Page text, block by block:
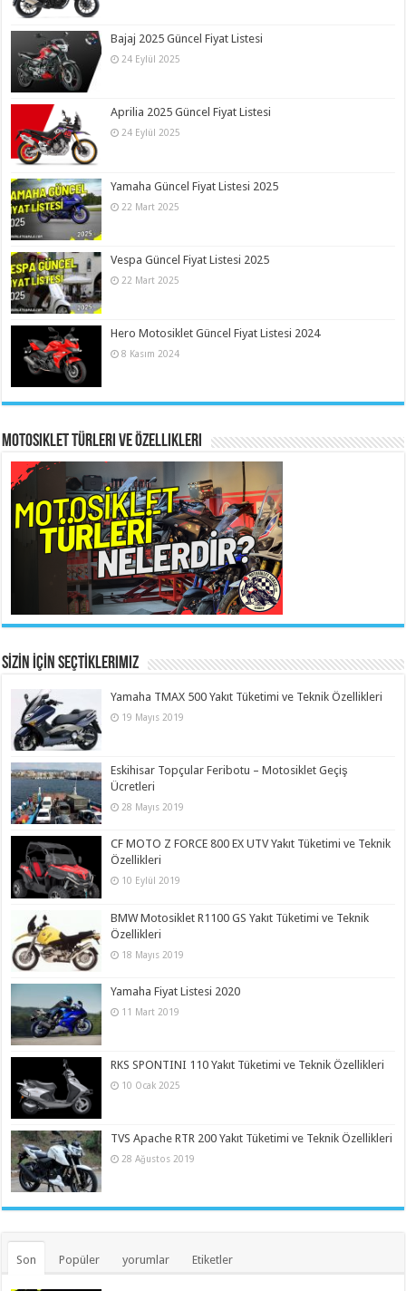
Bajaj 2025 Güncel Fiyat Listesi
24 Eylül 2025
Aprilia 2025 Güncel Fiyat Listesi
24 Eylül 2025
Yamaha Güncel Fiyat Listesi 2025
22 Mart 2025
Vespa Güncel Fiyat Listesi 2025
22 Mart 2025
Hero Motosiklet Güncel Fiyat Listesi 2024
8 Kasım 2024
Motosiklet Türleri ve Özellikleri
SİZİN İçİn Seçtİklerimiz
Yamaha TMAX 500 Yakıt Tüketimi ve Teknik Özellikleri
19 Mayıs 2019
Eskihisar Topçular Feribotu – Motosiklet Geçiş
Ücretleri
28 Mayıs 2019
CF MOTO Z FORCE 800 EX UTV Yakıt Tüketimi ve Teknik
Özellikleri
10 Eylül 2019
BMW Motosiklet R1100 GS Yakıt Tüketimi ve Teknik
Özellikleri
18 Mayıs 2019
Yamaha Fiyat Listesi 2020
11 Mart 2019
RKS SPONTINI 110 Yakıt Tüketimi ve Teknik Özellikleri
10 Ocak 2025
TVS Apache RTR 200 Yakıt Tüketimi ve Teknik Özellikleri
28 Ağustos 2019
Son Popüler yorumlar Etiketler